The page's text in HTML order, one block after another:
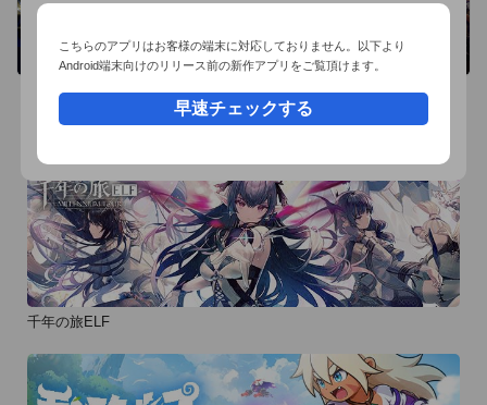
千年の旅ELF
こちらのアプリはお客様の端末に対応しておりません。以下より
Android端末向けのリリース前の新作アプリをご覧頂けます。
早速チェックする